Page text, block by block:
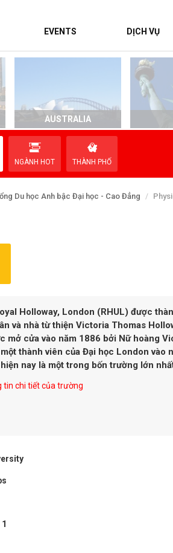
EVENTS DỊCH VỤ
AUSTRALIA
NGÀNH HOT THÀNH PHỐ
Du học Anh bậc Đại học - Cao Đẳng
Holloway, London (RHUL) được
và nhà từ thiện Victoria Thomas
mở cửa vào năm 1886 bởi Nữ hoàng
thành viên của Đại học London vào
nay là một trong bốn trường lớn
tin chi tiết của trường